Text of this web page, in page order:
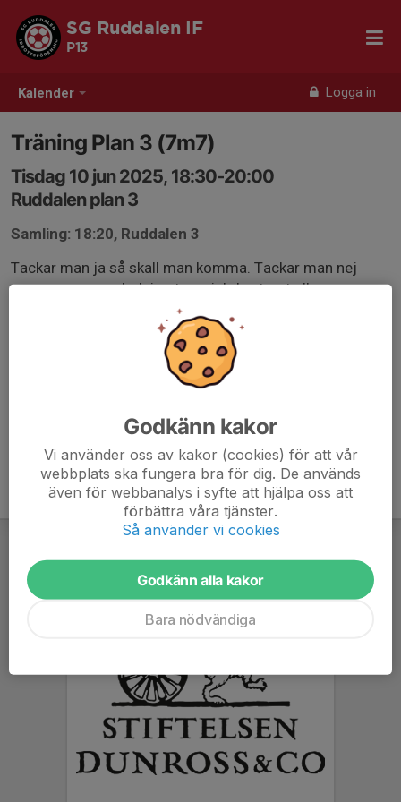
Kalender Logga in
SG Ruddalen IF
P13
Träning Plan 3 (7m7)
Tisdag 10 jun 2025, 18:30-20:00
Ruddalen plan 3
Samling: 18:20, Ruddalen 3
Tackar man ja så skall man komma. Tackar man nej
anger man en anledning t.ex sjuk, bortrest eller annan
aktivitet. Vi planerar träningen efter deltagare. Svara så
Godkänn kakor
Vi använder oss av kakor (cookies) för att vår
webbplats ska fungera bra för dig. De används
även för webbanalys i syfte att hjälpa oss att
förbättra våra tjänster.
Så använder vi cookies
Godkänn alla kakor
Bara nödvändiga